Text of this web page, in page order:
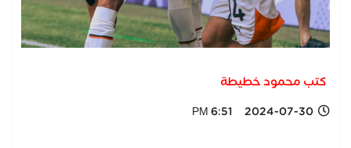
كتب محمود خطيطة
2024-07-30 6:51 PM